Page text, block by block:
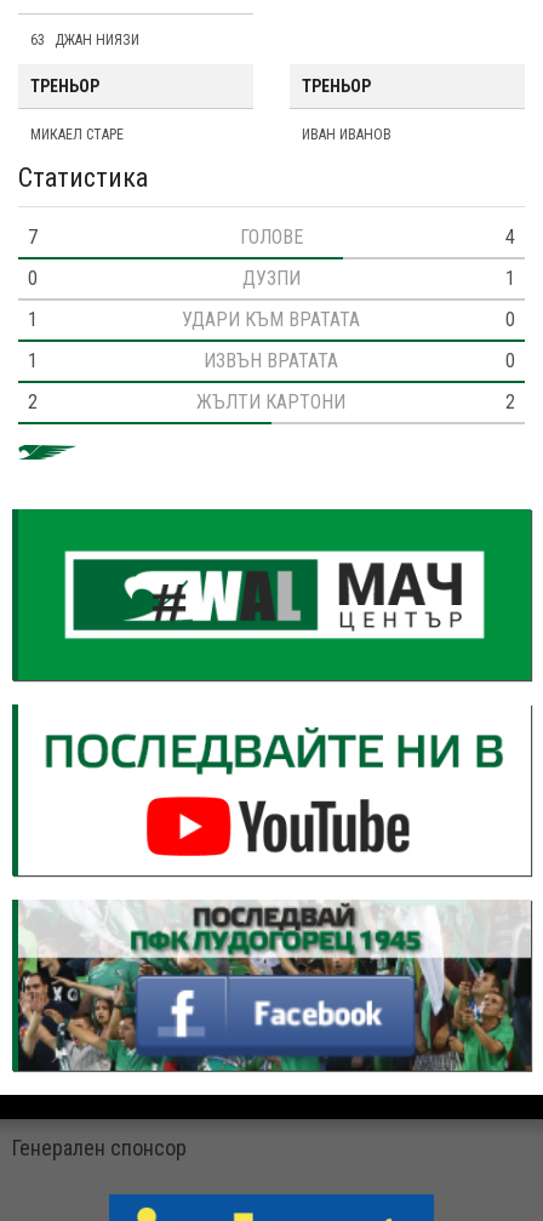
63 ДЖАН НИЯЗИ
ТРЕНЬОР
МИКАЕЛ СТАРЕ
ТРЕНЬОР
ИВАН ИВАНОВ
Статистика
7 ГОЛОВЕ
4
0
ДУЗПИ
1
1
УДАРИ КЪМ ВРАТАТА
0
1
ИЗВЪН ВРАТАТА
0
2
ЖЪЛТИ КАРТОНИ 2
Генерален спонсор